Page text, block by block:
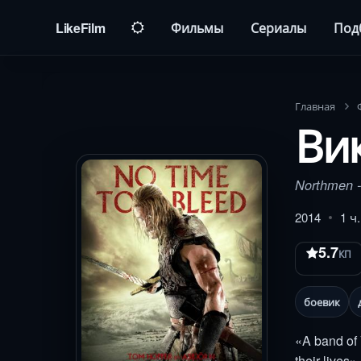
LikeFilm Фильмы Сериалы
Главная
Northmen
2014 1
5.7КП
боевик
«A band